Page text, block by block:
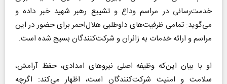
خدمت‌رسانی در مراسم وداع و تشییع رهبر شهید خبر داده و
می‌گوید: تمامی ظرفیت‌های داوطلبی هلال‌احمر برای حضور در این
مراسم و ارائه خدمات به زائران و شرکت‌کنندگان بسیج شده است.
او با بیان این‌که وظیفه اصلی نیرو‌های امدادی، حفظ آرامش،
سلامت و امنیت شرکت‌کنندگان است، اظهار می‌کند: اگرچه